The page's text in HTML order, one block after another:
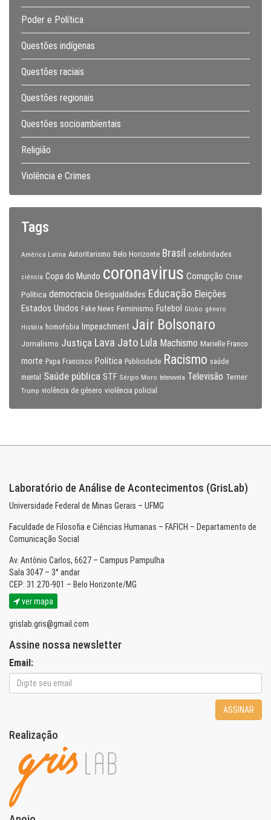
Poder e Política
Questões indígenas
Questões raciais
Questões regionais
Questões socioambientais
Religião
Violência e Crimes
Tags
América Latina Autoritarismo Belo Horizonte Brasil celebridades
ciência Copa do Mundo coronavirus Corrupção Crise
Política democracia Desigualdades Educação Eleições
Estados Unidos Fake News Feminismo Futebol Globo gênero
História homofobia Impeachment Jair Bolsonaro
Jornalismo Justiça Lava Jato Lula Machismo Marielle Franco
morte Papa Francisco Política Publicidade Racismo saúde
mental
Saúde pública STF Sérgio Moro telenovela Televisão Temer
Trump violência de gênero violência policial
Laboratório de Análise de Acontecimentos (GrisLab)
Universidade Federal de Minas Gerais – UFMG
Faculdade de Filosofia e Ciências Humanas – FAFICH – Departamento de
Comunicação Social
Av. Antônio Carlos, 6627 – Campus Pampulha
Sala 3047 – 3° andar
CEP: 31.270-901 – Belo Horizonte/MG
ver mapa
grislab.gris@gmail.com
Assine nossa newsletter
Email:
ASSINAR
Realização